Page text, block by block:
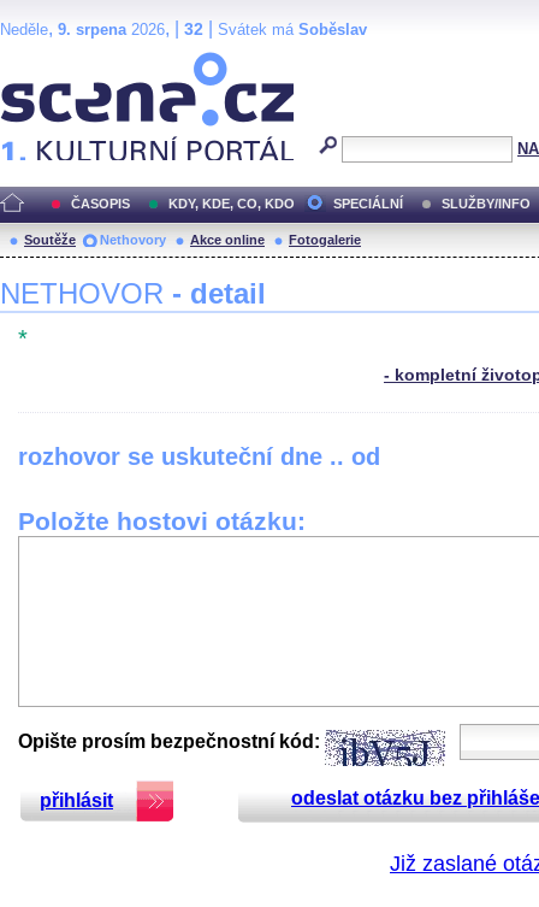
Neděle, 9. srpena2026, | 32 Svátek má Soběslav
ČASOPIS KDY, KDE, CO, KDO SPECIÁLNÍ SLUŽBY/INFO
Soutěže Nethovory Akce online Fotogalerie
NETHOVOR - detail
*
- kompletní
rozhovor se uskuteční dne .. od
Položte hostovi otázku:
Opište prosím bezpečnostní kód:
přihlásit odeslat otázku bez
Již zaslané